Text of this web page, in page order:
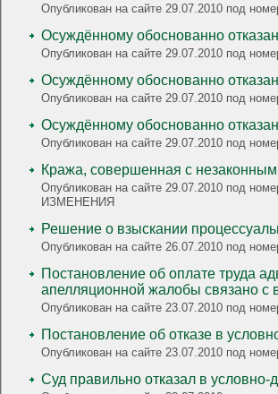
Опубликован на сайте 29.07.2010 под
Осуждённому обоснованно
Опубликован на сайте 29.07.2010 под
Осуждённому обоснованно
Опубликован на сайте 29.07.2010 под
Осуждённому обоснованно
Опубликован на сайте 29.07.2010 под
Кража, совершенная с
Опубликован на сайте 29.07.2010 под
ИЗМЕНЕНИЯ
Решение о взыскании
Опубликован на сайте 26.07.2010 под
Постановление об оплате труда
апелляционной жалобы связано с
Опубликован на сайте 23.07.2010 под
Постановление об отказе в
Опубликован на сайте 23.07.2010 под
Суд правильно отказал в